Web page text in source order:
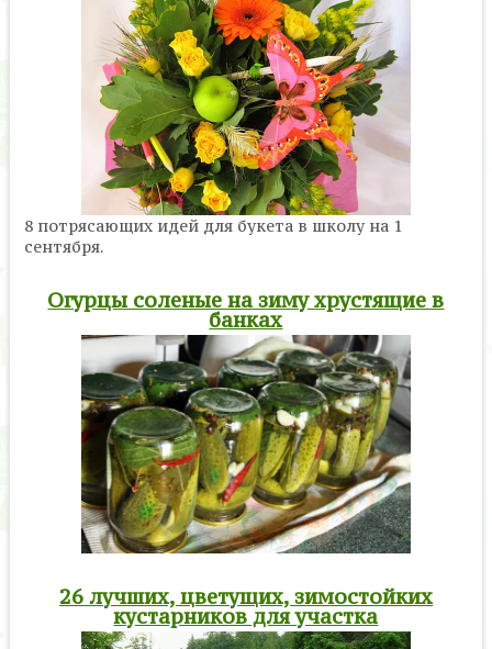
8 потрясающих идей для букета в школу на 1
сентября.
Огурцы соленые на зиму хрустящие в
банках
26 лучших, цветущих, зимостойких
кустарников для участка